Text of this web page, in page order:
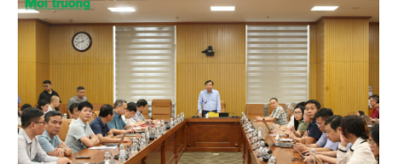
dựng thương hiệu trên nền tảng giá trị truyền thống.